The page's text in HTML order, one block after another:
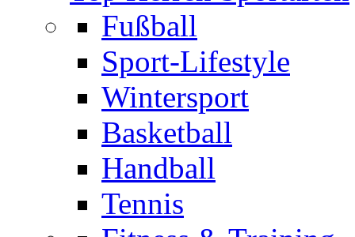
Fußball
Sport-Lifestyle
Wintersport
Basketball
Handball
Tennis